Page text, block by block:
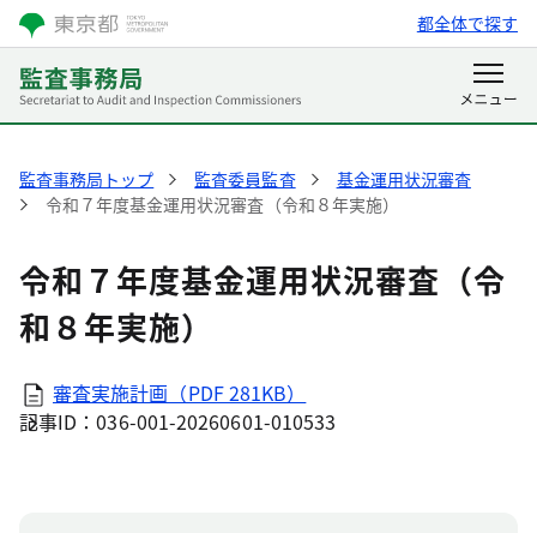
都全体で探す
監査事務局トップ 監査委員監査
基金運用状況審査
令和７年度基金運用状況審査（令和８年実施）
令和７年度基金運用状況審査（令
和８年実施）
審査実施計画（PDF 281KB）
記事ID：036-001-20260601-010533